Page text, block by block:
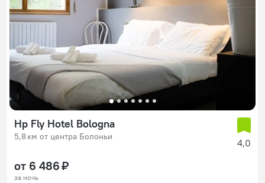
Hp Fly Hotel Bologna
5,8 км от центра Болоньи
4,0
от 6 486 ₽
за ночь